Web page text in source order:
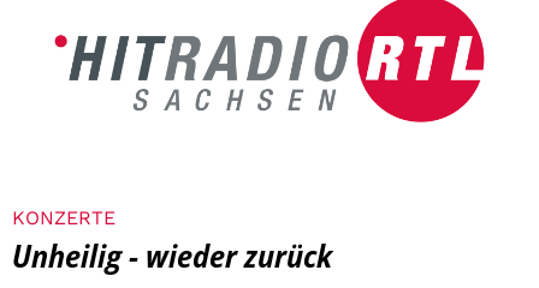
KONZERTE
Unheilig - wieder zurück